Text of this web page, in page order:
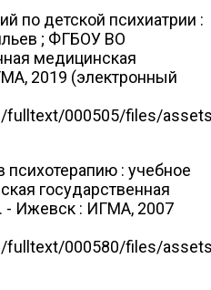
по детской психиатрии :
; ФГБОУ ВО
медицинская
2019 (электронный
fulltext/000505/files/
психотерапию : учебное
государственная
- Ижевск : ИГМА, 2007
fulltext/000580/files/